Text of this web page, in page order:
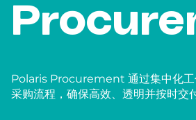
Polaris Procurement 通过集中化工
采购流程，确保高效、透明并按时交